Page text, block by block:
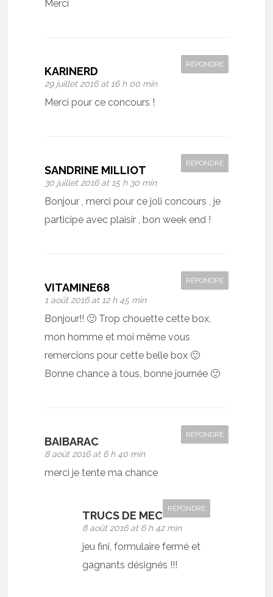
Merci
KARINERD
29 juillet 2016 at 16 h 00 min
RÉPONDRE
Merci pour ce concours !
SANDRINE MILLIOT
30 juillet 2016 at 15 h 30 min
RÉPONDRE
Bonjour , merci pour ce joli concours , je
participe avec plaisir , bon week end !
VITAMINE68
1 août 2016 at 12 h 45 min
RÉPONDRE
Bonjour!! 🙂 Trop chouette cette box,
mon homme et moi même vous
remercions pour cette belle box 🙂
Bonne chance à tous, bonne journée 🙂
BAIBARAC
8 août 2016 at 6 h 40 min
RÉPONDRE
merci je tente ma chance
TRUCS DE MEC
8 août 2016 at 6 h 42 min
RÉPONDRE
jeu fini, formulaire fermé et
gagnants désignés !!!